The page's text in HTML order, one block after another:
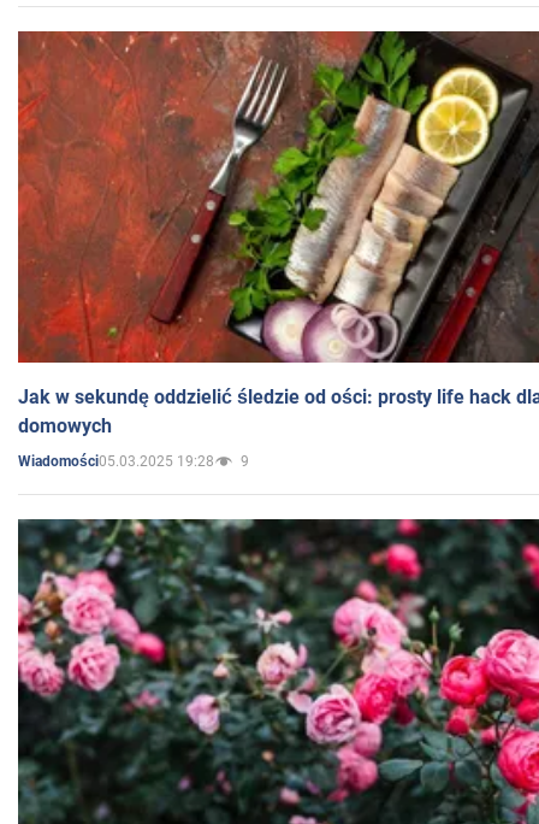
Jak w sekundę oddzielić śledzie od ości: prosty life hack
domowych
Wiadomości05.03.2025 19:28 9